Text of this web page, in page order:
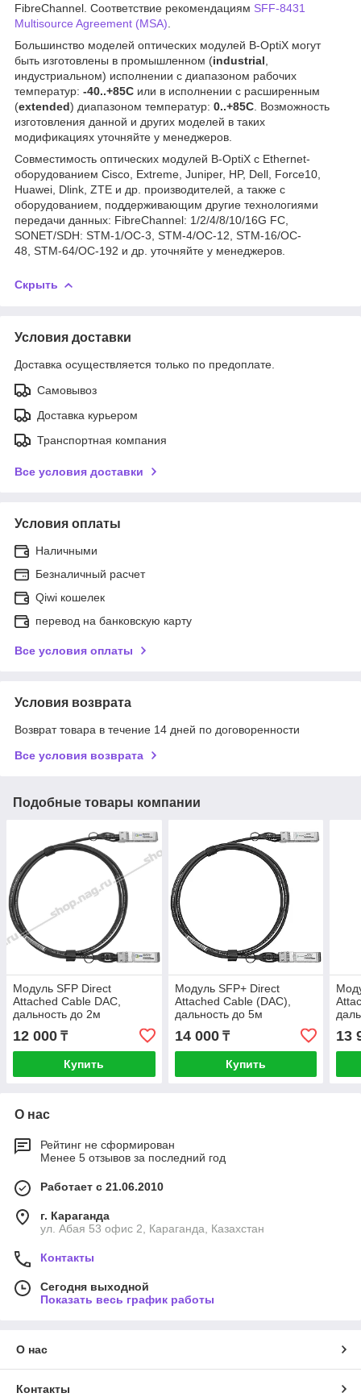
FibreChannel. Соответствие рекомендациям SFF-8431
Multisource Agreement (MSA)
Большинство моделей оптических модулей B-OptiX могут
быть изготовлены в промышленном (industrial
индустриальном) исполнении с диапазоном рабочих
температур: -40..+85С или в исполнении с расширенным
(extended) диапазоном температур: 0..+85С . Возможность
изготовления данной и других моделей в таких
модификациях уточняйте у менеджеров.
Совместимость оптических модулей B-OptiX с Ethernet-
оборудованием Cisco, Extreme, Juniper, HP, Dell, Force10,
Huawei, Dlink, ZTE и др. производителей, а также с
оборудованием, поддерживающим другие технологиями
передачи данных: FibreChannel: 1/2/4/8/10/16G FC,
SONET/SDH: STM-1/OC-3, STM-4/OC-12, STM-16/OC-
48, STM-64/OC-192 и др. уточняйте у менеджеров.
Скрыть
Условия доставки
Доставка осуществляется только по предоплате.
Самовывоз
Доставка курьером
Транспортная компания
Все условия доставки
Условия оплаты
Наличными
Безналичный расчет
Qiwi кошелек
перевод на банковскую карту
Все условия оплаты
Условия возврата
Возврат товара в течение 14 дней по договоренности
Все условия возврата
Подобные товары компании
Модуль SFP Direct
Attached Cable DAC,
дальность до 2м
12 000 ₸
Купить
Модуль SFP+ Direct
Attached Cable (DAC),
дальность до 5м
14 000₸
Купить
13
О нас
Рейтинг не сформирован
Менее 5 отзывов за последний год
Работает с 21.06.2010
г. Караганда
ул. Абая 53 офис 2, Караганда, Казахстан
Контакты
Сегодня выходной
Показать весь график работы
О нас
Контакты